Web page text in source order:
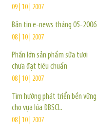
09 | 10 | 2007
Bản tin e-news tháng 05-2006
08 | 10 | 2007
Phần lớn sản phẩm sữa tươi
chưa đạt tiêu chuẩn
08 | 10 | 2007
Tìm hướng phát triển bền vững
cho vựa lúa ĐBSCL.
08 | 10 | 2007